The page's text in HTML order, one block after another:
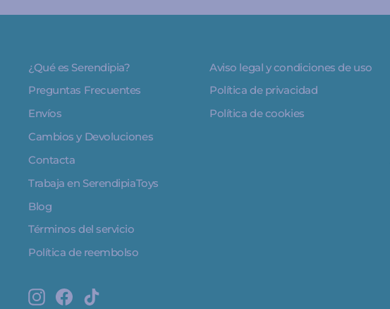
¿Qué es Serendipia?
Preguntas Frecuentes
Envíos
Cambios y Devoluciones
Contacta
Trabaja en SerendipiaToys
Blog
Términos del servicio
Política de reembolso
Aviso legal y condiciones de uso
Política de privacidad
Política de cookies
InstagramFacebook